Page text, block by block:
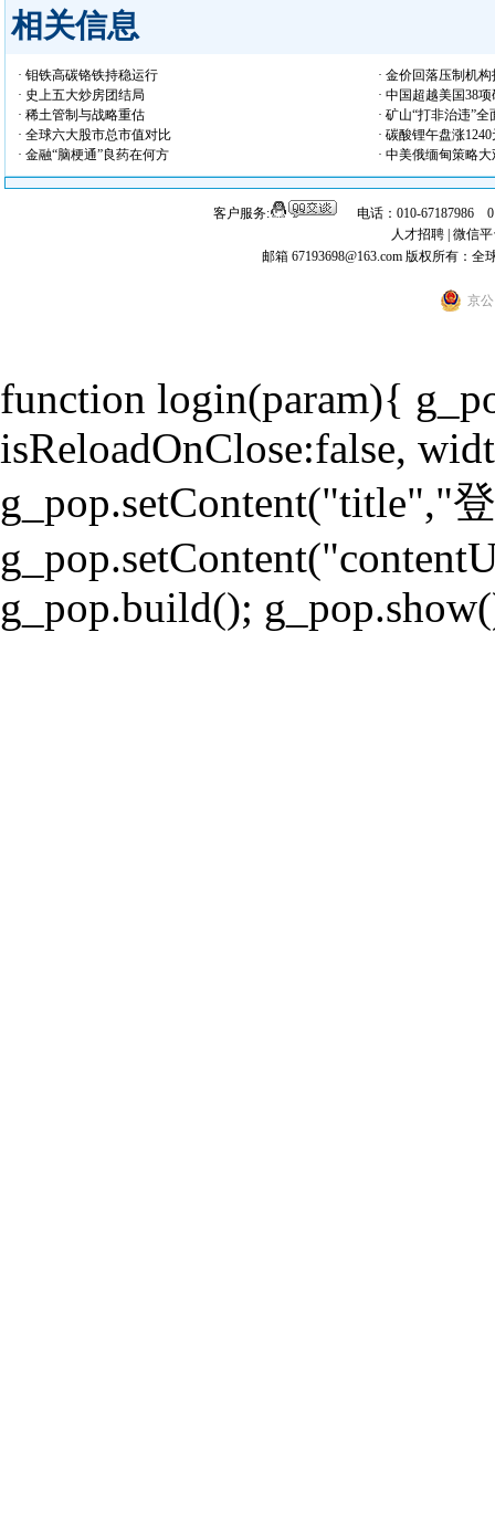
相关信息
· 钼铁高碳铬铁持稳运行
· 金价回落压制机
· 史上五大炒房团结局
· 中国超越美国38
· 稀土管制与战略重估
· 矿山“打非治违”全
· 全球六大股市总市值对比
· 碳酸锂午盘涨1240
· 金融“脑梗通”良药在何方
· 中美俄缅甸策略大
客户服务:
电话：010-67187986
人才招聘 微信
邮箱 67193698@163.com 版权所有：全
京公
function login(param){
isReloadOnClose:false,
g_pop.setContent("title","
g_pop.build();